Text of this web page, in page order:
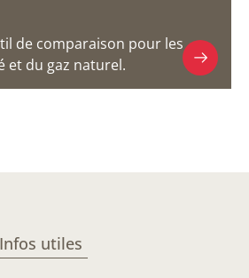
de comparaison pour les
et du gaz naturel.
Infos utiles